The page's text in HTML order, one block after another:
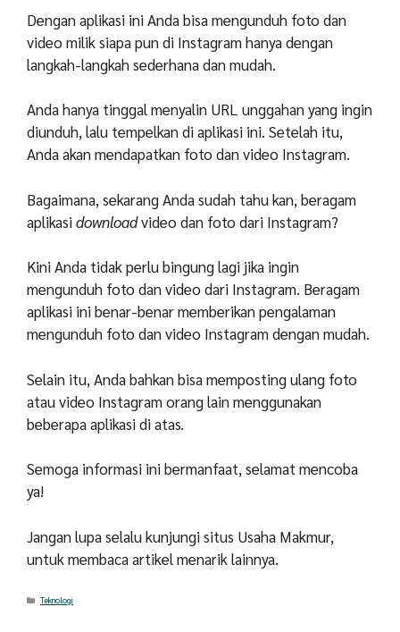
Dengan aplikasi ini Anda bisa mengunduh foto dan
video milik siapa pun di Instagram hanya dengan
langkah-langkah sederhana dan mudah.
Anda hanya tinggal menyalin URL unggahan yang ingin
diunduh, lalu tempelkan di aplikasi ini. Setelah itu,
Anda akan mendapatkan foto dan video Instagram.
Bagaimana, sekarang Anda sudah tahu kan, beragam
aplikasidownloadvideo dan foto dari Instagram?
Kini Anda tidak perlu bingung lagi jika ingin
mengunduh foto dan video dari Instagram. Beragam
aplikasi ini benar-benar memberikan pengalaman
mengunduh foto dan video Instagram dengan mudah.
Selain itu, Anda bahkan bisa memposting ulang foto
atau video Instagram orang lain menggunakan
beberapa aplikasi di atas.
Semoga informasi ini bermanfaat, selamat mencoba
ya!
Jangan lupa selalu kunjungi situs Usaha Makmur,
untuk membaca artikel menarik lainnya.
Categories
Teknologi